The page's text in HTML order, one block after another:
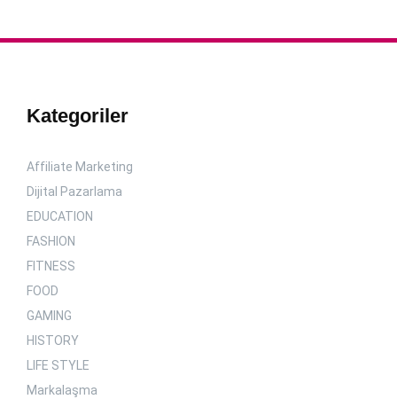
Kategoriler
Affiliate Marketing
Dijital Pazarlama
EDUCATION
FASHION
FITNESS
FOOD
GAMING
HISTORY
LIFE STYLE
Markalaşma